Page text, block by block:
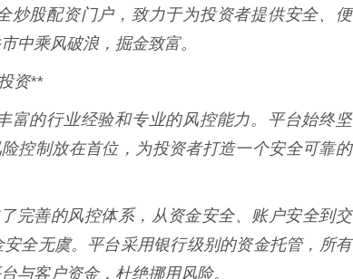
炒股配资门户，致力于为投资者提供安全、便
中乘风破浪，掘金致富。
资**
富的行业经验和专业的风控能力。平台始终坚
控制放在首位，为投资者打造一个安全可靠的
完善的风控体系，从资金安全、账户安全到交
全无虞。平台采用银行级别的资金托管，所有
与客户资金，杜绝挪用风险。